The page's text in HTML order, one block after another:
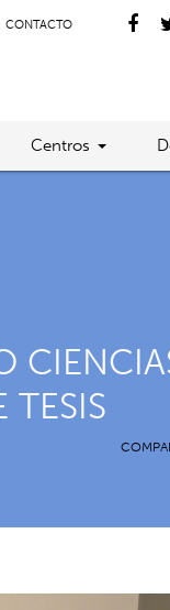
CONTACTO
Centros
TESIS